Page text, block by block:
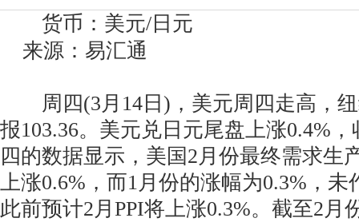
货币：美元/日元
来源：易汇通
周四(3月14日)，美元周四走高，纽
报103.36。美元兑日元尾盘上涨0.4%，
四的数据显示，美国2月份最终需求生
上涨0.6%，而1月份的涨幅为0.3%，
此前预计2月PPI将上涨0.3%。截至2月